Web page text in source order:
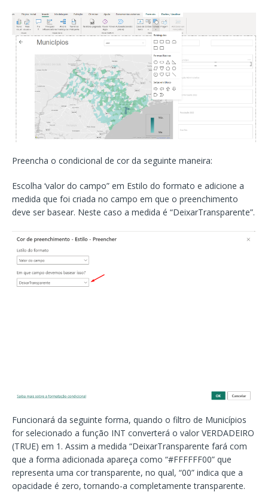
Preencha o condicional de cor da seguinte maneira:
Escolha ‘valor do campo” em Estilo do formato e adicione a
medida que foi criada no campo em que o preenchimento
deve ser basear. Neste caso a medida é “DeixarTransparente”.
Funcionará da seguinte forma, quando o filtro de Municípios
for selecionado a função INT converterá o valor VERDADEIRO
(TRUE) em 1. Assim a medida “DeixarTransparente fará com
que a forma adicionada apareça como “#FFFFFF00” que
representa uma cor transparente, no qual, “00” indica que a
opacidade é zero, tornando-a completamente transparente.